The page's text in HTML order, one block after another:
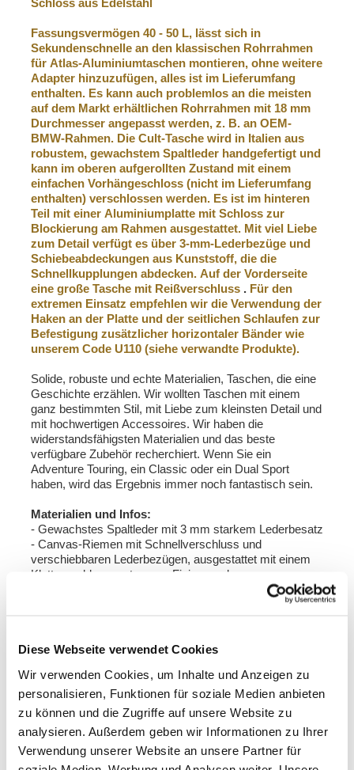
Diese Webseite verwendet Cookies
Wir verwenden Cookies, um Inhalte und Anzeigen zu
personalisieren, Funktionen für soziale Medien anbieten
zu können und die Zugriffe auf unsere Website zu
analysieren. Außerdem geben wir Informationen zu Ihrer
Verwendung unserer Website an unsere Partner für
Schloss aus Edelstahl
Fassungsvermögen 40 - 50 L, lässt sich in
Sekundenschnelle an den klassischen Rohrrahmen
für Atlas-Aluminiumtaschen montieren, ohne weitere
Adapter hinzuzufügen, alles ist im Lieferumfang
enthalten. Es kann auch problemlos an die meisten
auf dem Markt erhältlichen Rohrrahmen mit 18 mm
Durchmesser angepasst werden, z. B. an OEM-
BMW-Rahmen. Die Cult-Tasche wird in Italien aus
robustem, gewachstem Spaltleder handgefertigt und
kann im oberen aufgerollten Zustand mit einem
einfachen Vorhängeschloss (nicht im Lieferumfang
enthalten) verschlossen werden. Es ist im hinteren
Teil mit einer Aluminiumplatte mit Schloss zur
Blockierung am Rahmen ausgestattet. Mit viel Liebe
zum Detail verfügt es über 3-mm-Lederbezüge und
Schiebeabdeckungen aus Kunststoff, die die
Schnellkupplungen abdecken. Auf der Vorderseite
eine große Tasche mit Reißverschluss . Für den
extremen Einsatz empfehlen wir die Verwendung der
Haken an der Platte und der seitlichen Schlaufen zur
Befestigung zusätzlicher horizontaler Bänder wie
unserem Code U110 (siehe verwandte Produkte).
Solide, robuste und echte Materialien, Taschen, die eine
Geschichte erzählen. Wir wollten Taschen mit einem
ganz bestimmten Stil, mit Liebe zum kleinsten Detail und
mit hochwertigen Accessoires. Wir haben die
widerstandsfähigsten Materialien und das beste
verfügbare Zubehör recherchiert. Wenn Sie ein
Adventure Touring, ein Classic oder ein Dual Sport
haben, wird das Ergebnis immer noch fantastisch sein.
Materialien und Infos:
- Gewachstes Spaltleder mit 3 mm starkem Lederbesatz
- Canvas-Riemen mit Schnellverschluss und
verschiebbaren Lederbezügen, ausgestattet mit einem
Klettverschlusssystem zur Fixierung des
Schlüssel für jede Tasche enthalten)
Vorhängeschloss einzufügen
- Stabiler Innenraum aus Kunststoff, herausnehmbar für
Ihre Offroad-Abenteuer
- Reißverschluss vorne
- Hält einen Integralhelm
- Anweisungen